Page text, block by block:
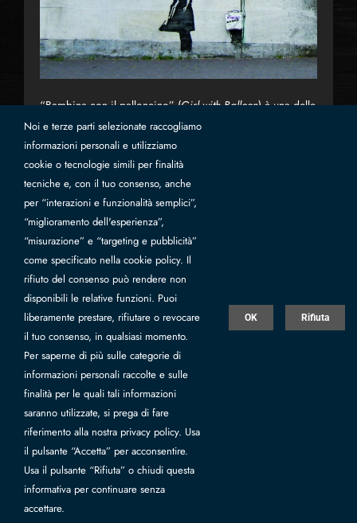
“Bambina con il palloncino” (Girl with Balloon) è una delle
opere di street art più famose e iconiche dell’artista
britannico Banksy. Realizzata per la prima volta nel 2002 a
Londra, l’immagine di una bambina che lascia andare un
palloncino rosso a forma di cuore è diventata un simbolo
universale di speranza, innocenza perduta e critica
sociale. Il carattere potente del suo messaggio e le vicende
uniche che la circondano l’hanno resa una delle opere
d’arte contemporanea più discusse e apprezzate al
mondo.
Camac srl - Unipersonale - Via Zavaglia, 461 - 47522 Pievesestina, Cesena
(FC) Italy - P.IVA 01157090406, Capitale sociale Eur 2.500.000 I.V., REA
FC n.179681 |Privacy | Whistleblowing
Rating legalità
Noi e terze parti selezionate raccogliamo
informazioni personali e utilizziamo
cookie o tecnologie simili per finalità
tecniche e, con il tuo consenso, anche
per “interazioni e funzionalità semplici”,
“miglioramento dell'esperienza”,
“misurazione” e “targeting e pubblicità”
come specificato nella cookie policy. Il
rifiuto del consenso può rendere non
disponibili le relative funzioni. Puoi
liberamente prestare, rifiutare o revocare
il tuo consenso, in qualsiasi momento.
Per saperne di più sulle categorie di
informazioni personali raccolte e sulle
finalità per le quali tali informazioni
saranno utilizzate, si prega di fare
riferimento alla nostra privacy policy. Usa
il pulsante “Accetta” per acconsentire.
Usa il pulsante “Rifiuta” o chiudi questa
informativa per continuare senza
accettare.
OK Rifiuta